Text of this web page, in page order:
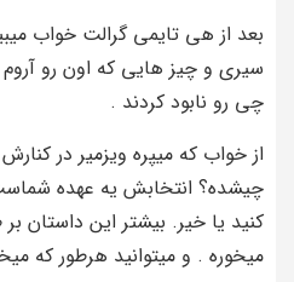
بعد از هی تایمی گرالت خواب
سیری و چیز هایی که اون رو
چی رو نابود کردند .
از خواب که میپره ویزمیر در
چیشده؟ انتخابش یه عهده
کنید یا خیر. بیشتر این داستان
میخوره . و میتوانید هرطور که